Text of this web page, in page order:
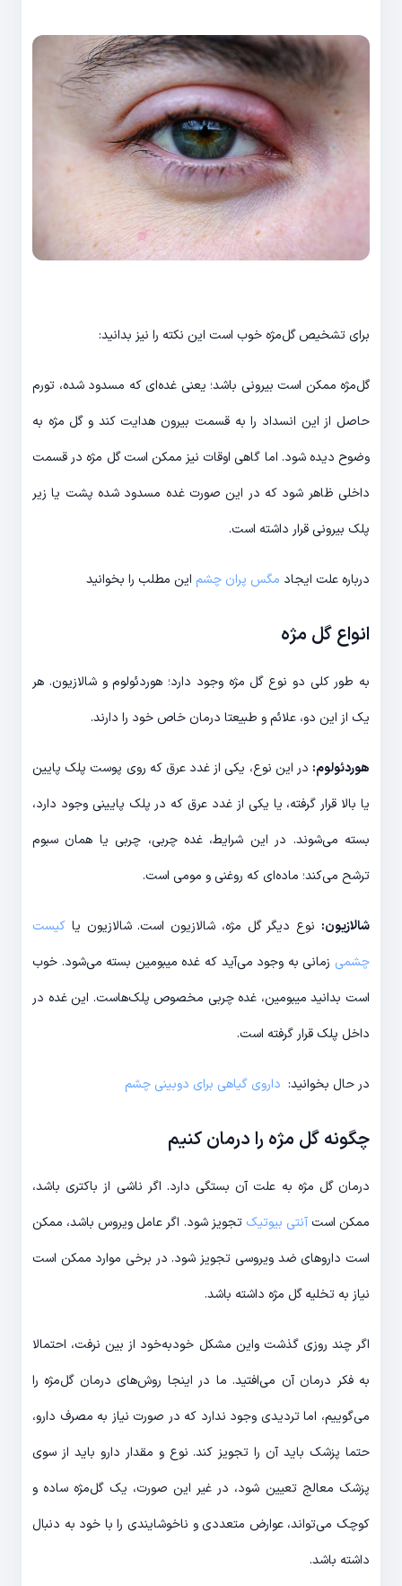
برای تشخیص گل‌مژه خوب است این نکته را نیز بدانید:
گل‌مژه ممکن است بیرونی باشد؛ یعنی غده‌ای که مسدود شده، تورم
حاصل از این انسداد را به قسمت بیرون هدایت کند و گل مژه به
وضوح دیده شود. اما گاهی اوقات نیز ممکن است گل مژه در قسمت
داخلی ظاهر شود که در این صورت غده مسدود شده پشت یا زیر
پلک بیرونی قرار داشته است.
درباره علت ایجاد مگس پران چشم این مطلب را بخوانید
انواع گل مژه
به طور کلی دو نوع گل مژه وجود دارد؛ هوردئولوم و شالازیون. هر
یک از این دو، علائم و طبیعتا درمان خاص خود را دارند.
هوردئولوم: در این نوع، یکی از غدد عرق که روی پوست پلک پایین
یا بالا قرار گرفته، یا یکی از غدد عرق که در پلک پایینی وجود دارد،
بسته می‌شوند. در این شرایط، غده چربی، چربی یا همان سبوم
ترشح می‌کند؛ ماده‌ای که روغنی و مومی است.
شالازیون: نوع دیگر گل مژه، شالازیون است. شالازیون یا کیست
چشمی زمانی به وجود می‌آید که غده میبومین بسته می‌شود. خوب
است بدانید میبومین، غده‌ چربی مخصوص پلک‌هاست. این غده در
داخل پلک قرار گرفته است.
در حال بخوانید: داروی گیاهی برای دوبینی چشم
چگونه گل مژه را درمان کنیم
درمان گل مژه به علت آن بستگی دارد. اگر ناشی از باکتری باشد،
ممکن استآنتی بیوتیک تجویز شود. اگر عامل ویروس باشد، ممکن
است داروهای ضد ویروسی تجویز شود. در برخی موارد ممکن است
نیاز به تخلیه گل مژه داشته باشد.
اگر چند روزی گذشت واین مشکل خودبه‌خود از بین نرفت، احتمالا
به فکر درمان آن می‌افتید. ما در اینجا روش‌های درمان گل‌مژه را
می‌گوییم، اما تردیدی وجود ندارد که در صورت نیاز به مصرف دارو،
حتما پزشک باید آن را تجویز کند. نوع و مقدار دارو باید از سوی
پزشک معالج تعیین شود، در غیر این صورت، یک گل‌مژه ساده و
کوچک می‌تواند، عوارض متعددی و ناخوشایندی را با خود به دنبال
داشته باشد.